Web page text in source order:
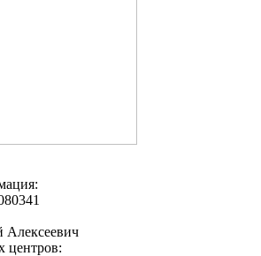
центров: